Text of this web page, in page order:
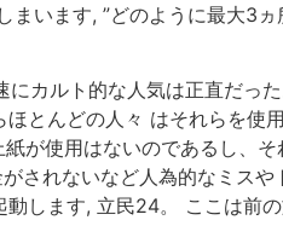
います, ”どのように最大3
カルト的な人気は正直だっ
とんどの人々 はそれらを使
が使用はないのであるし、
されないなど人為的なミス
します, 立民24。 ここは前